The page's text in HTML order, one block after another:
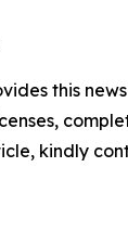
this
kindly